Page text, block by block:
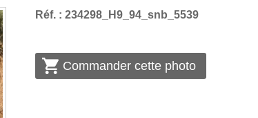
Réf. : 234298_H9_94_snb_5539
Commander cette photo